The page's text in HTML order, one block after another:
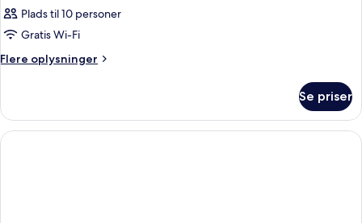
Plads til 10 personer
Gratis Wi-Fi
Flere oplysninger
Flere
Se priser